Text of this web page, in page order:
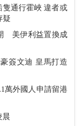
霍峽 違者或
存疑
美伊利益置換成
皇馬打造
萬外國人申請留港
晨